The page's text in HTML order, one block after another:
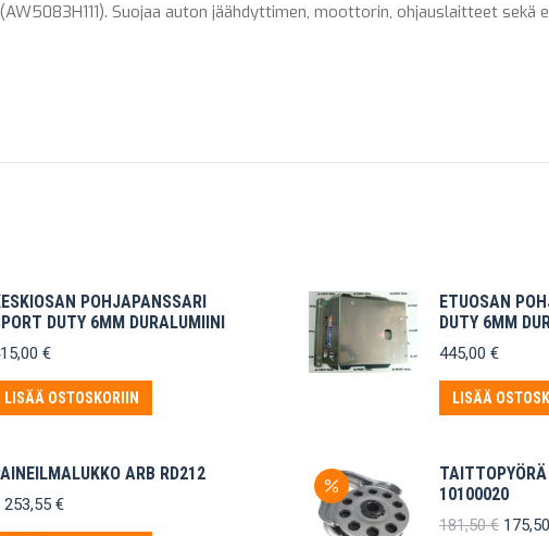
Suojaa auton jäähdyttimen, moottorin, ohjauslaitteet sekä
POHJAPANSSARI
DUTY 6MM DURALUMIINI
€
LISÄÄ OSTOSKORIIN
ETUOSAN
DUTY 6MM
445,00 €
LISÄÄ
ARB RD212
253,55 €
10100020
181,50€ 175,50